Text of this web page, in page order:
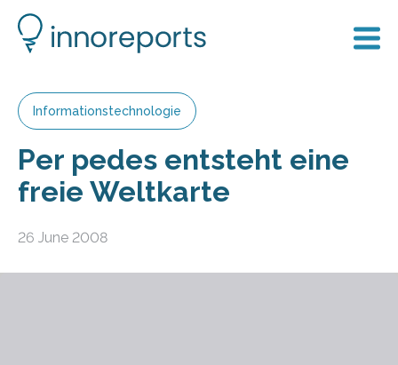
Informationstechnologie
Per pedes entsteht eine
freie Weltkarte
26 June 2008